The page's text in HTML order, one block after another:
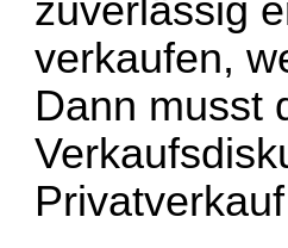
zuverlässig
verkaufen,
Dann musst